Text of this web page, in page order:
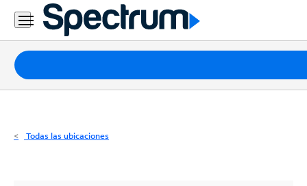
Residencial
Business
Paquetes
Internet
Todas las ubicaciones